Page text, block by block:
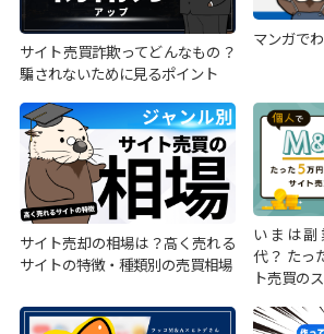
サイト売買詐欺ってどんなもの？
騙されないために見るポイント
マンガで
サイト売却の相場は？高く売れる
サイトの特徴・種類別の売買相場
いまは
代？ たっ
ト売買の